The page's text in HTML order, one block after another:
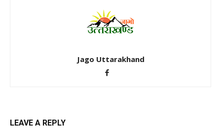
Jago Uttarakhand
LEAVE A REPLY